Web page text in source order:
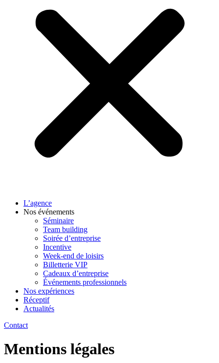
L’agence
Nos événements
Séminaire
Team building
Soirée d’entreprise
Incentive
Week-end de loisirs
Billetterie VIP
Cadeaux d’entreprise
Événements professionnels
Nos expériences
Réceptif
Actualités
Contact
Mentions légales